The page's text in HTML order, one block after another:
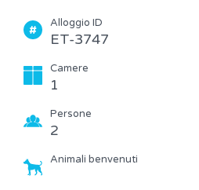
Alloggio ID
ET-3747
Camere
1
Persone
2
Animali benvenuti